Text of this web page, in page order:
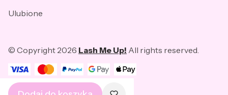
Ulubione
© Copyright 2026 Lash Me Up! All rights reserved.​
POLSKI ZŁ